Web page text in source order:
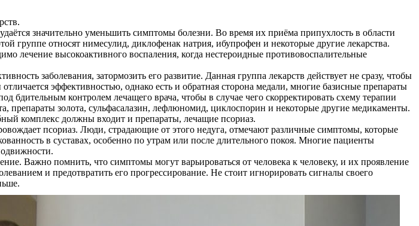
значительно уменьшить симптомы болезни. Во время их приёма припухлость в области
группе относят нимесулид, диклофенак натрия, ибупрофен и некоторые другие лекарства.
лечение высокоактивного воспаления, когда нестероидные противовоспалительные
заболевания, затормозить его развитие. Данная группа лекарств действует не сразу, чтобы
эффективностью, однако есть и обратная сторона медали, многие базисные препараты
бдительным контролем лечащего врача, чтобы в случае чего скорректировать схему терапии
препараты золота, сульфасалазин, лефлюномид, циклоспорин и некоторые другие медикаменты.
комплекс должны входит и препараты, лечащие псориаз.
псориаз. Люди, страдающие от этого недуга, отмечают различные симптомы, которые
в суставах, особенно по утрам или после длительного покоя. Многие пациенты
Важно помнить, что симптомы могут варьироваться от человека к человеку, и их проявление
и предотвратить его прогрессирование. Не стоит игнорировать сигналы своего